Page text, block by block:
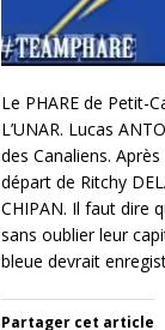
Le PHARE de Petit-
L’UNAR. Lucas
des Canaliens.
départ de Ritchy
CHIPAN. Il faut dire
sans oublier leur
bleue devrait
Partager cet article